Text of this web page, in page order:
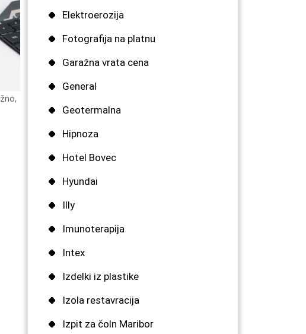
Elektroerozija
Fotografija na platnu
Garažna vrata cena
General
Geotermalna
Hipnoza
Hotel Bovec
Hyundai
Illy
Imunoterapija
Intex
Izdelki iz plastike
Izola restavracija
Izpit za čoln Maribor